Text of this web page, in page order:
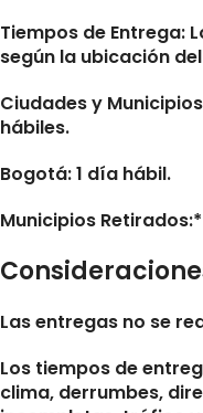
Tiempos de Entrega:
según la ubicación
Ciudades y
hábiles.
Bogotá: 1 día hábil.
Municipios
Las entregas no se
Los tiempos de
clima, derrumbes,